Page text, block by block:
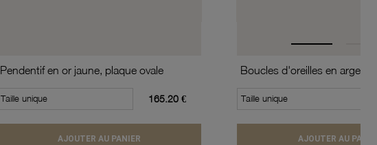
Pendentif en or jaune, plaque ovale
Taille unique 165.20 €
AJOUTER AU PANIER
Taille unique
AJOUTER AU